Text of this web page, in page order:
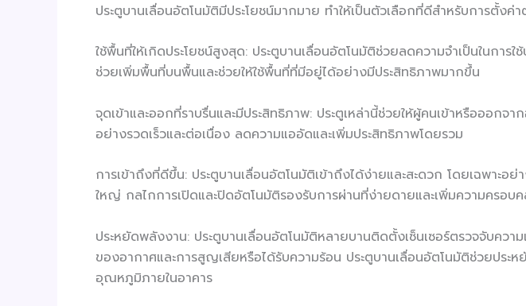
ประตูบานเลื่อนอัตโนมัติมีประโยชน์มากมาย ทำให้เป็นตัวเลือกที่ดีสำหรับการตั้ง
ใช้พื้นที่ให้เกิดประโยชน์สูงสุด: ประตูบานเลื่อนอัตโนมัติช่วยลดความจำเป็นในก
ช่วยเพิ่มพื้นที่บนพื้นและช่วยให้ใช้พื้นที่ที่มีอยู่ได้อย่างมีประสิทธิภาพมากขึ้น
จุดเข้าและออกที่ราบรื่นและมีประสิทธิภาพ: ประตูเหล่านี้ช่วยให้ผู้คนเข้าหรือออกจ
อย่างรวดเร็วและต่อเนื่อง ลดความแออัดและเพิ่มประสิทธิภาพโดยรวม
การเข้าถึงที่ดีขึ้น: ประตูบานเลื่อนอัตโนมัติเข้าถึงได้ง่ายและสะดวก โดยเฉพ
ใหญ่ กลไกการเปิดและปิดอัตโนมัติรองรับการผ่านที่ง่ายดายและเพิ่มความครอบ
ประหยัดพลังงาน: ประตูบานเลื่อนอัตโนมัติหลายบานติดตั้งเซ็นเซอร์ตรวจจับควา
ของอากาศและการสูญเสียหรือได้รับความร้อน ประตูบานเลื่อนอัตโนมัติช่วยประ
อุณหภูมิภายในอาคาร